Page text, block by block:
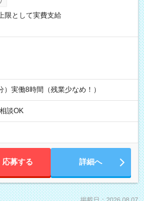
限として実費支給
実働8時間（残業少なめ！）
談OK
応募する 詳細へ